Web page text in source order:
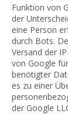
Funktion von
der
eine Person
durch Bots.
Versand der
von Google
benötigter
es zu einer
der Google